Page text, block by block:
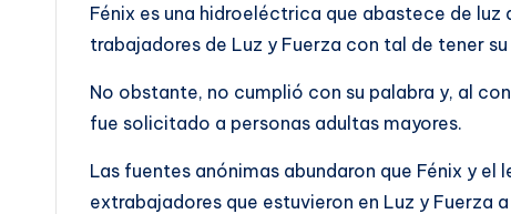
Fénix es una hidroeléctrica que abastece de
trabajadores de Luz y Fuerza con tal de tener
No obstante, no cumplió con su palabra y, al
fue solicitado a personas adultas mayores.
Las fuentes anónimas abundaron que Fénix y
extrabajadores que estuvieron en Luz y Fuerza